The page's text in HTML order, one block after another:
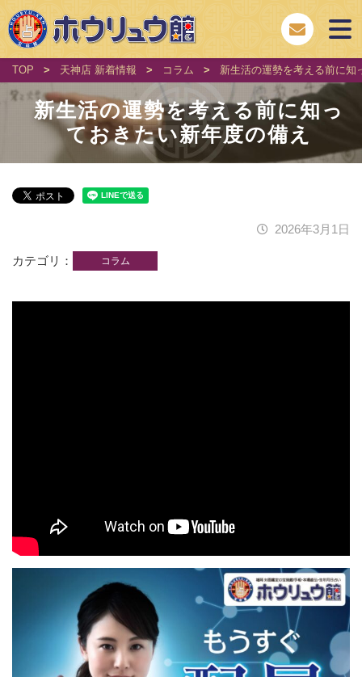
TOP > 天神店 新着情報 > コラム > 新生活の運勢を考える前に知
新生活の運勢を考える前に知っ
ておきたい新年度の備え
2026年3月1日
カテゴリ コラム